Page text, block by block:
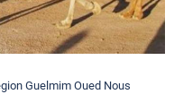
Guelmim Oued Nous